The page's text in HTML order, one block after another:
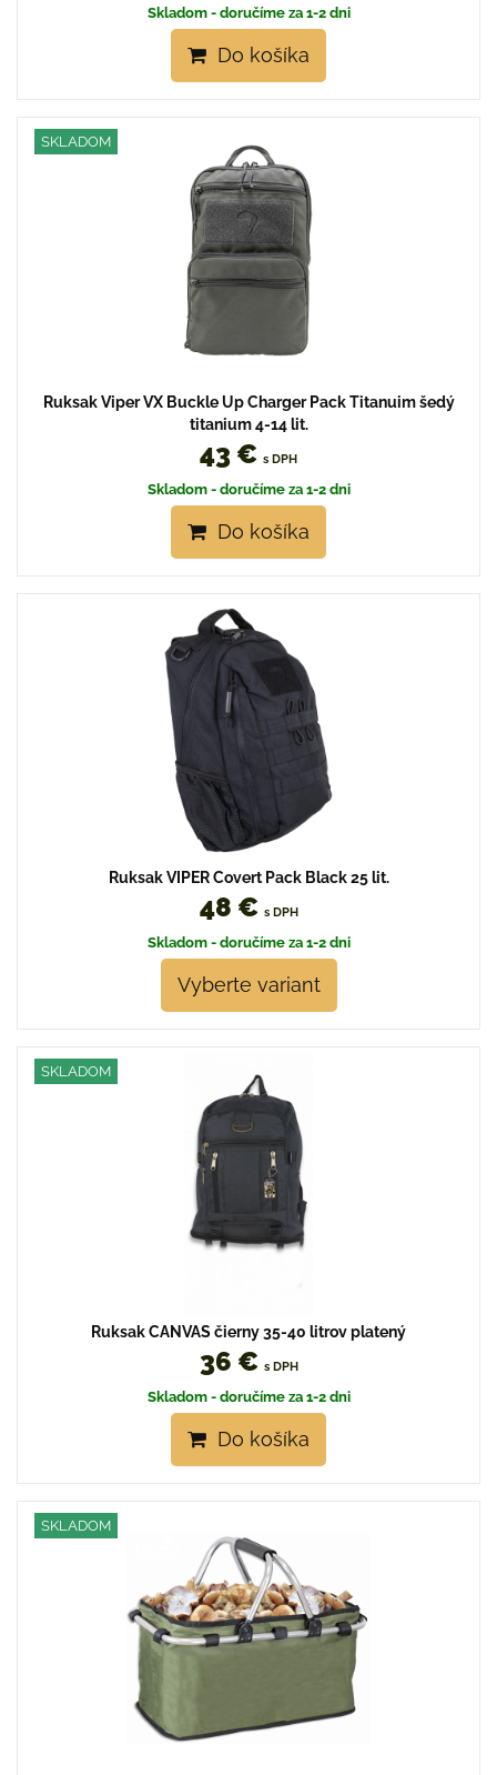
Skladom - doručíme za 1-2 dni
Do košíka
SKLADOM
Ruksak Viper VX Buckle Up Charger Pack Titanuim šedý
titanium 4-14 lit.
43 € s DPH
Skladom - doručíme za 1-2 dni
Do košíka
Ruksak VIPER Covert Pack Black 25 lit.
48 € s DPH
Skladom - doručíme za 1-2 dni
Vyberte variant
SKLADOM
Ruksak CANVAS čierny 35-40 litrov platený
36 € s DPH
Skladom - doručíme za 1-2 dni
Do košíka
SKLADOM